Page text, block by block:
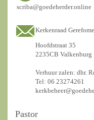
scriba@goedeherder.online
Kerkenraad
Hoofdstraat 35
2235CB Valkenburg
Verhuur zalen: dhr.
Tel: 06 23274261
Pastor